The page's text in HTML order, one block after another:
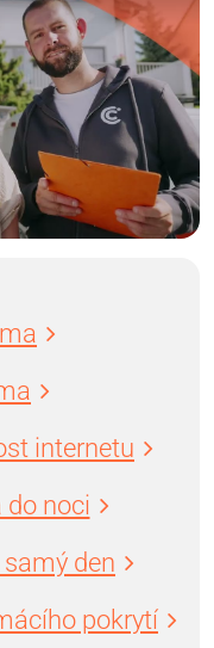
internetu
do noci
den
pokrytí